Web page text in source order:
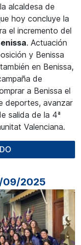
alcaldesa de
hoy concluye la
el incremento del
. Actuación
y Benissa
en Benissa,
de
a Benissa el
deportes, avanzar
salida de la 4ª
Valenciana.
09/2025